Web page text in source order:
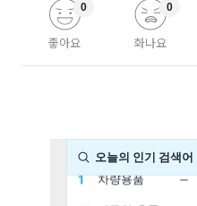
좋아요
0
화나요
0